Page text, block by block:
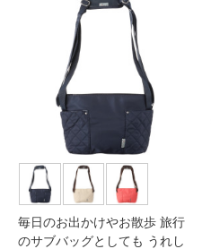
毎日のお出かけやお散歩 旅行
のサブバッグとしても うれし